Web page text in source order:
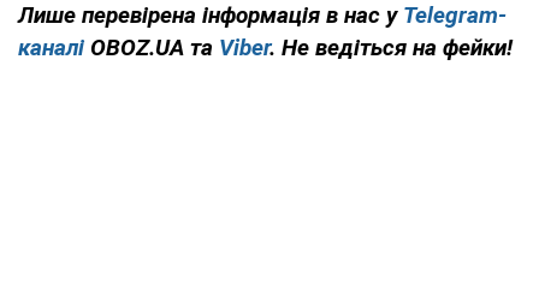
Лише перевірена інформація в нас у Telegram-
каналі OBOZ.UA та Viber. Не ведіться на фейки!